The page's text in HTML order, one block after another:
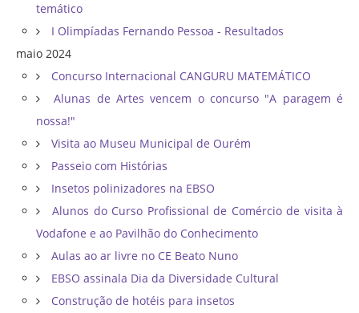
temático
I Olimpíadas Fernando Pessoa - Resultados
maio 2024
Concurso Internacional CANGURU MATEMÁTICO
Alunas de Artes vencem o concurso "A paragem é
nossa!"
Visita ao Museu Municipal de Ourém
Passeio com Histórias
Insetos polinizadores na EBSO
Alunos do Curso Profissional de Comércio de visita à
Vodafone e ao Pavilhão do Conhecimento
Aulas ao ar livre no CE Beato Nuno
EBSO assinala Dia da Diversidade Cultural
Construção de hotéis para insetos